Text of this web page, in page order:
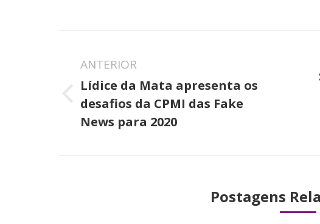
de
post:
ANTERIOR
Post
anterior:
Lídice da Mata apresenta os
desafios da CPMI das Fake
News para 2020
Postagens